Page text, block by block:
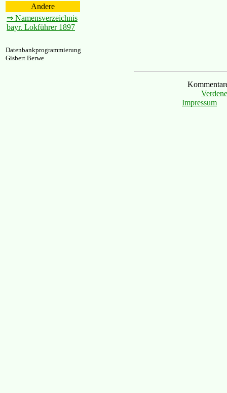
Andere
⇒ Namensverzeichnis
bayr. Lokführer 1897
Datenbankprogrammierung
Gisbert Berwe
Impressum